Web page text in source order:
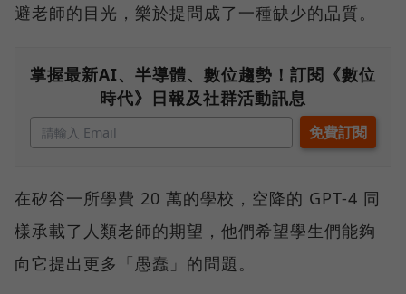
避老師的目光，樂於提問成了一種缺少的品質。
掌握最新AI、半導體、數位趨勢！訂閱《數位
時代》日報及社群活動訊息
在矽谷一所學費 20 萬的學校，空降的 GPT-4 同
樣承載了人類老師的期望，他們希望學生們能夠
向它提出更多「愚蠢」的問題。